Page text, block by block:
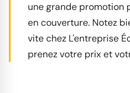
une grande promotion
en couverture. Notez
vite chez L'entreprise
prenez votre prix et